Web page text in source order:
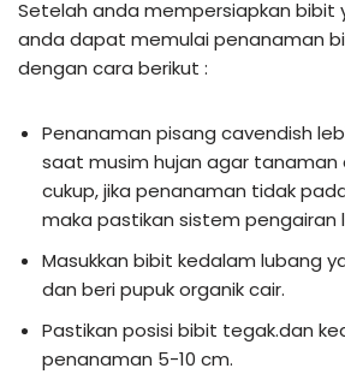
Setelah anda mempersiapkan bibit
anda dapat memulai penanaman
dengan cara berikut :
Penanaman pisang cavendish
saat musim hujan agar tanaman
cukup, jika penanaman tidak
maka pastikan sistem pengairan
Masukkan bibit kedalam lubang
dan beri pupuk organik cair.
Pastikan posisi bibit tegak.dan
penanaman 5-10 cm.